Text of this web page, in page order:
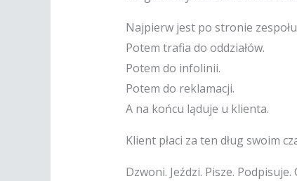
Najpierw jest po stronie
Potem trafia do oddziałów.
Potem do infolinii.
Potem do reklamacji.
A na końcu ląduje u klienta.
Klient płaci za ten dług swoim
Dzwoni. Jeździ. Pisze.